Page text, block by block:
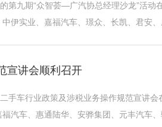
第九期“众智荟—广汽协总经理沙龙”活
伊实业、嘉福汽车、璟众、长凯、君安
宣讲会顺利召开
手车行业政策及涉税业务操作规范宣讲
汽车、惠通陆华、安骅集团、元丰汽车